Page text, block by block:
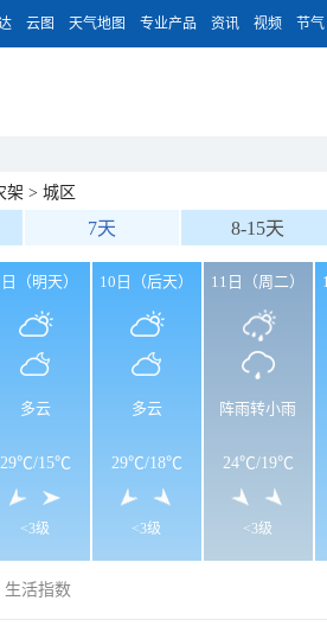
云图 天气地图 专业产品 资讯 视频 节气
架 > 城区
7天 8-15天
（明天）
多云
29℃/15℃
<3级
10日（后天）
多云
29℃/18℃
<3级
11日（周二）
阵雨转小雨
24℃/19℃
<3级
生活指数